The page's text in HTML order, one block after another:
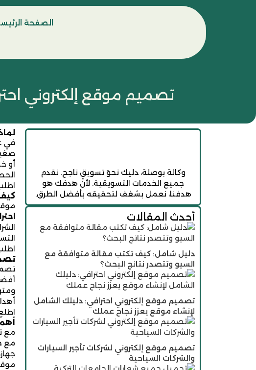
الصفحة
تصميم موقع إلكتروني
وكالة بوصلة، دليك نحوَ تسويقٍ ناجح. نقدم
جميع الخدمات التسويقية. لأن هدفك هو
هدفنا، نعمل بشغف لتحقيقه بأفضل الطرق.
دليل شامل: كيف تكتب مقالة متوافقة مع
السيو وتتصدر نتائج البحث؟
تصميم موقع إلكتروني احترافي: دليلك الشامل
لإنشاء موقع يعزز نجاح عملك
تصميم موقع إلكتروني لشركات تأجير السيارات
والشركات السياحية
أحدث المقالات
في
أو
مع
مع